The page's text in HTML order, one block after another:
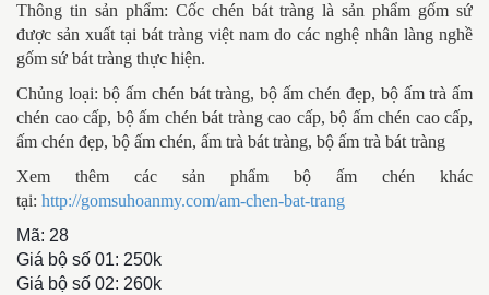
Thông tin sản phẩm: Cốc chén bát trànglà sản phẩm gốm sứ
được sản xuất tại bát tràng việt nam do các nghệ nhân làng nghề
gốm sứ bát tràng thực hiện.
Chủng loại: bộ ấm chén bát tràng, bộ ấm chén đẹp, bộ ấm trà ấm
chén cao cấp, bộ ấm chén bát tràng cao cấp, bộ ấm chén cao cấp,
ấm chén đẹp, bộ ấm chén, ấm trà bát tràng, bộ ấm trà bát tràng
Xem thêm các sản phẩm bộ ấm chén khác
tại: http://gomsuhoanmy.com/am-chen-bat-trang
Mã: 28
Giá bộ số 01: 250k
Giá bộ số 02: 260k